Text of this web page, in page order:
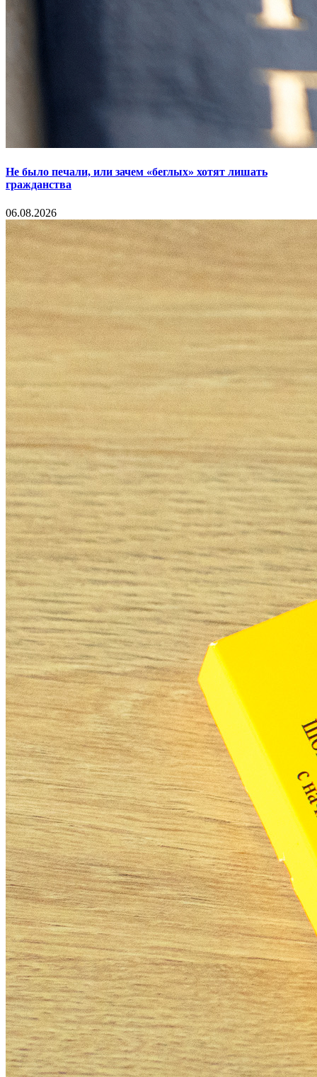
Не было печали, или зачем «беглых» хотят лишать
гражданства
06.08.2026